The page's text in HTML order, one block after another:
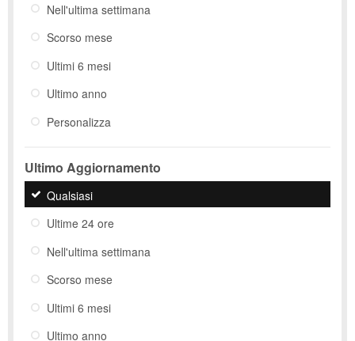
Nell'ultima settimana
Scorso mese
Ultimi 6 mesi
Ultimo anno
Personalizza
Ultimo Aggiornamento
Qualsiasi
Ultime 24 ore
Nell'ultima settimana
Scorso mese
Ultimi 6 mesi
Ultimo anno